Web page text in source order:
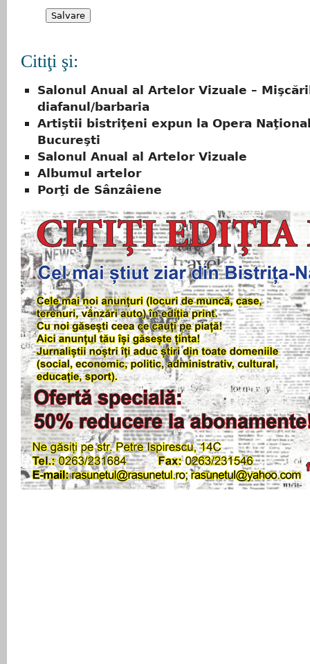
Citiţi şi:
Salonul Anual al Artelor Vizuale –
diafanul/barbaria
Artiştii bistriţeni expun la Opera
Bucureşti
Salonul Anual al Artelor Vizuale
Albumul artelor
Porţi de Sânzâiene